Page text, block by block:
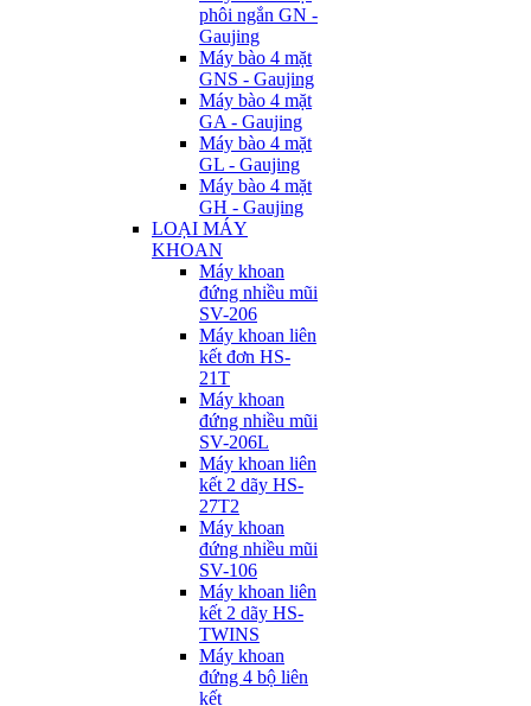
phôi ngắn GN -
Gaujing
Máy bào 4 mặt
GNS - Gaujing
Máy bào 4 mặt
GA - Gaujing
Máy bào 4 mặt
GL - Gaujing
Máy bào 4 mặt
GH - Gaujing
LOẠI MÁY
KHOAN
Máy khoan
đứng nhiều mũi
SV-206
Máy khoan liên
kết đơn HS-
21T
Máy khoan
đứng nhiều mũi
SV-206L
Máy khoan liên
kết 2 dãy HS-
27T2
Máy khoan
đứng nhiều mũi
SV-106
Máy khoan liên
kết 2 dãy HS-
TWINS
Máy khoan
đứng 4 bộ liên
kết